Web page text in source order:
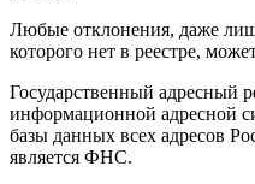
Любые отклонения, даже
которого нет в реестре,
Государственный адресный
информационной адресной
базы данных всех адресов
является ФНС.